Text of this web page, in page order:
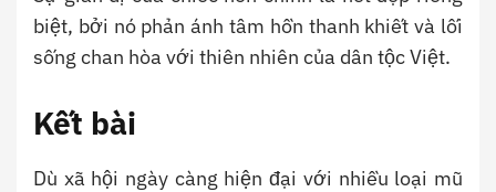
biệt, bởi nó phản ánh tâm hồn thanh khiết và lối
sống chan hòa với thiên nhiên của dân tộc Việt.
Kết bài
Dù xã hội ngày càng hiện đại với nhiều loại mũ